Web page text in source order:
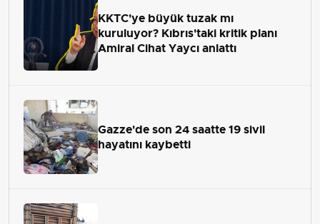
KKTC'ye büyük tuzak mı
kuruluyor? Kıbrıs'taki kritik planı
Amiral Cihat Yaycı anlattı
Gazze'de son 24 saatte 19 sivil
hayatını kaybetti